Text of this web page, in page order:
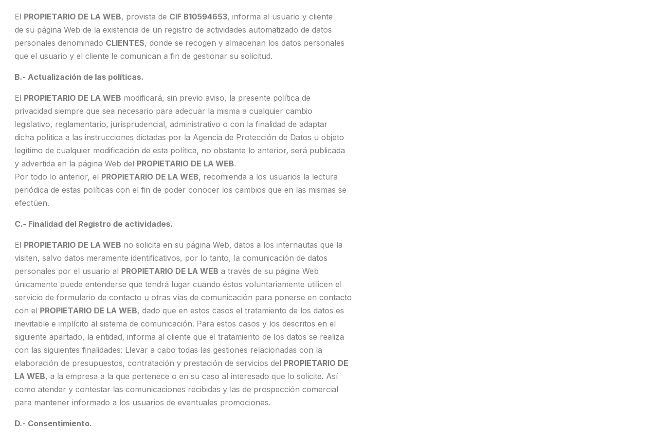
El PROPIETARIO DE LA WEB, provista de CIF B10594653, informa al usuario y cliente
de su página Web de la existencia de un registro de actividades automatizado de datos
personales denominado CLIENTES, donde se recogen y almacenan los datos personales
que el usuario y el cliente le comunican a fin de gestionar su solicitud.
B.- Actualización de las políticas.
El PROPIETARIO DE LA WEB modificará, sin previo aviso, la presente política de
privacidad siempre que sea necesario para adecuar la misma a cualquier cambio
legislativo, reglamentario, jurisprudencial, administrativo o con la finalidad de adaptar
dicha política a las instrucciones dictadas por la Agencia de Protección de Datos u objeto
legítimo de cualquier modificación de esta política, no obstante lo anterior, será publicada
y advertida en la página Web del PROPIETARIO DE LA WEB.
Por todo lo anterior, el PROPIETARIO DE LA WEB, recomienda a los usuarios la lectura
periódica de estas políticas con el fin de poder conocer los cambios que en las mismas se
efectúen.
C.- Finalidad del Registro de actividades.
El PROPIETARIO DE LA WEB no solicita en su página Web, datos a los internautas que la
visiten, salvo datos meramente identificativos, por lo tanto, la comunicación de datos
personales por el usuario al PROPIETARIO DE LA WEB a través de su página Web
únicamente puede entenderse que tendrá lugar cuando éstos voluntariamente utilicen el
servicio de formulario de contacto u otras vías de comunicación para ponerse en contacto
con el PROPIETARIO DE LA WEB, dado que en estos casos el tratamiento de los datos es
inevitable e implícito al sistema de comunicación. Para estos casos y los descritos en el
siguiente apartado, la entidad, informa al cliente que el tratamiento de los datos se realiza
con las siguientes finalidades: Llevar a cabo todas las gestiones relacionadas con la
elaboración de presupuestos, contratación y prestación de servicios del PROPIETARIO DE
LA WEB, a la empresa a la que pertenece o en su caso al interesado que lo solicite. Así
como atender y contestar las comunicaciones recibidas y las de prospección comercial
para mantener informado a los usuarios de eventuales promociones.
D.- Consentimiento.